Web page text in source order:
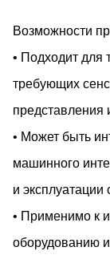
Возможности
• Подходит для
требующих
• Может быть
машинного
и эксплуатации
• Применимо к
оборудованию